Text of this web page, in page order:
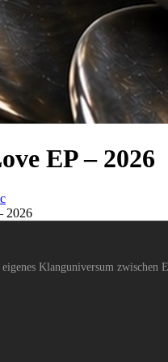
EP – 2026
2026
Klanguniversum zwischen